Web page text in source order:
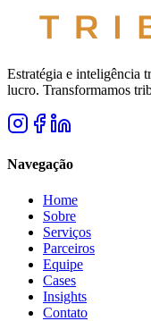
Estratégia e inteligência
lucro. Transformamos
Navegação
Home
Sobre
Serviços
Parceiros
Equipe
Cases
Insights
Contato